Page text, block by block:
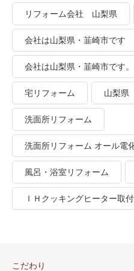
リフォーム会社 山梨県
会社は山梨県・韮崎市です
会社は山梨県・韮崎市です。
宅リフォーム 山梨県
洗面所リフォーム
洗面所リフォーム オール電
風呂・浴室リフォーム
ＩＨクッキングヒーター取
こだわり